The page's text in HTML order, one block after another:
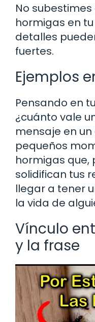
No
hormigas en
detalles
fuertes.
Ejemplos
Pensando en
¿cuánto vale
mensaje en un
pequeños
hormigas que,
solidifican tus
llegar a tener
la vida de
Vínculo
y la frase